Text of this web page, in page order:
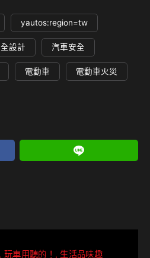
yautos:region=tw
設計 汽車安全
電動車 電動車火災
玩車用聽的！ 生活品味趣